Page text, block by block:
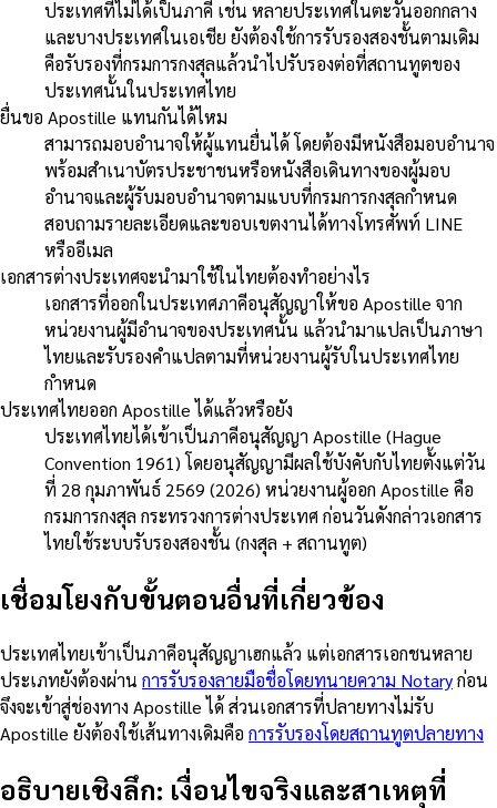
ประเทศที่ไม่ได้เป็นภาคี เช่น หลายประเทศในตะวันออกกลาง
และบางประเทศในเอเชีย ยังต้องใช้การรับรองสองชั้นตามเดิม
คือรับรองที่กรมการกงสุลแล้วนำไปรับรองต่อที่สถานทูตของ
ประเทศนั้นในประเทศไทย
ยื่นขอ Apostille แทนกันได้ไหม
สามารถมอบอำนาจให้ผู้แทนยื่นได้ โดยต้องมีหนังสือมอบอำนาจ
พร้อมสำเนาบัตรประชาชนหรือหนังสือเดินทางของผู้มอบ
อำนาจและผู้รับมอบอำนาจตามแบบที่กรมการกงสุลกำหนด
สอบถามรายละเอียดและขอบเขตงานได้ทางโทรศัพท์ LINE
หรืออีเมล
เอกสารต่างประเทศจะนำมาใช้ในไทยต้องทำอย่างไร
เอกสารที่ออกในประเทศภาคีอนุสัญญาให้ขอ Apostille จาก
หน่วยงานผู้มีอำนาจของประเทศนั้น แล้วนำมาแปลเป็นภาษา
ไทยและรับรองคำแปลตามที่หน่วยงานผู้รับในประเทศไทย
กำหนด
ประเทศไทยออก Apostille ได้แล้วหรือยัง
ประเทศไทยได้เข้าเป็นภาคีอนุสัญญา Apostille (Hague
Convention 1961) โดยอนุสัญญามีผลใช้บังคับกับไทยตั้งแต่วัน
ที่ 28 กุมภาพันธ์ 2569 (2026) หน่วยงานผู้ออก Apostille คือ
กรมการกงสุล กระทรวงการต่างประเทศ ก่อนวันดังกล่าวเอกสาร
ไทยใช้ระบบรับรองสองชั้น (กงสุล + สถานทูต)
เชื่อมโยงกับขั้นตอนอื่นที่เกี่ยวข้อง
ประเทศไทยเข้าเป็นภาคีอนุสัญญาเฮกแล้ว แต่เอกสารเอกชนหลาย
ประเภทยังต้องผ่าน การรับรองลายมือชื่อโดยทนายความ Notaryก่อน
จึงจะเข้าสู่ช่องทาง Apostille ได้ ส่วนเอกสารที่ปลายทางไม่รับ
Apostille ยังต้องใช้เส้นทางเดิมคือ การรับรองโดยสถานทูตปลายทาง
อธิบายเชิงลึก: เงื่อนไขจริงและสาเหตุที่